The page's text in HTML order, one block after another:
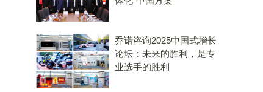
乔诺咨询2025中国式增长
论坛：未来的胜利，是专
业选手的胜利